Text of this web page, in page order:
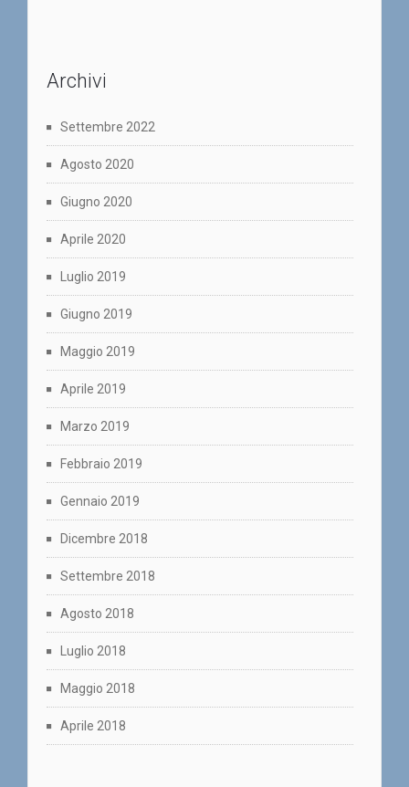
Archivi
Settembre 2022
Agosto 2020
Giugno 2020
Aprile 2020
Luglio 2019
Giugno 2019
Maggio 2019
Aprile 2019
Marzo 2019
Febbraio 2019
Gennaio 2019
Dicembre 2018
Settembre 2018
Agosto 2018
Luglio 2018
Maggio 2018
Aprile 2018